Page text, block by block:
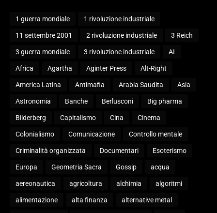
1 guerra mondiale 1 rivoluzione industriale
11 settembre 2001 2 rivoluzione industriale 3 Reich
3 guerra mondiale 3 rivoluzione industriale AI
Africa Agartha Aginter Press Alt-Right
America Latina Antimafia Arabia Saudita Asia
Astronomia Banche Berlusconi Big pharma
Bilderberg Capitalismo Cina Cinema
Colonialismo Comunicazione Controllo mentale
Criminalità organizzata Documentari Esoterismo
Europa Geometria Sacra Gossip acqua
aereonautica agricoltura alchimia algoritmi
alimentazione alta finanza alternative metal